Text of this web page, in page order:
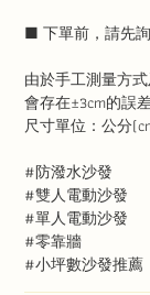
■ 下單前，請先
由於手工測量方
會存在±3cm的誤
尺寸單位：公分
#防潑水沙發
#雙人電動沙發
#單人電動沙發
#零靠牆
#小坪數沙發推薦